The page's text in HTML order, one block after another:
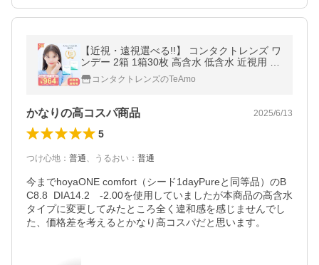
【近視・遠視選べる!!】 コンタクトレンズ ワ
ンデー 2箱 1箱30枚 高含水 低含水 近視用 遠
視用 UVカット・うるおい成分 コンタクト T
eAmo CLEAR 1DAY ティアモ
コンタクトレンズのTeAmo
かなりの高コスパ商品 2025/6/13
5
つけ心地 ： 普通、 うるおい ： 普通
今までhoyaONE comfort（シード1dayPureと同等品）のB
C8.8  DIA14.2　-2.00を使用していましたが本商品の高含水
タイプに変更してみたところ全く違和感を感じませんでし
た、価格差を考えるとかなり高コスパだと思います。